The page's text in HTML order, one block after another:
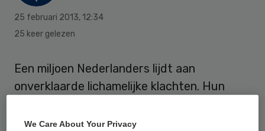
25 februari 2013, 12:34
25 keer gelezen
Een miljoen Nederlanders lijdt aan
onverklaarde lichamelijke klachten. Hun
specialisten die hen niet verder kunnen
We Care About Your Privacy